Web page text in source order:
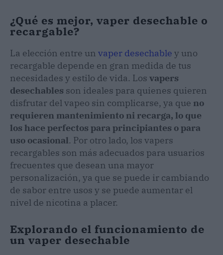
¿Qué es mejor, vaper desechable o
recargable?
La elección entre un vaper desechable y uno
recargable depende en gran medida de tus
necesidades y estilo de vida. Los vapers
desechables son ideales para quienes quieren
disfrutar del vapeo sin complicarse, ya que no
requieren mantenimiento ni recarga, lo que
los hace perfectos para principiantes o para
uso ocasional. Por otro lado, los vapers
recargables son más adecuados para usuarios
frecuentes que desean una mayor
personalización, ya que se puede ir cambiando
de sabor entre usos y se puede aumentar el
nivel de nicotina a placer.
Explorando el funcionamiento de
un vaper desechable